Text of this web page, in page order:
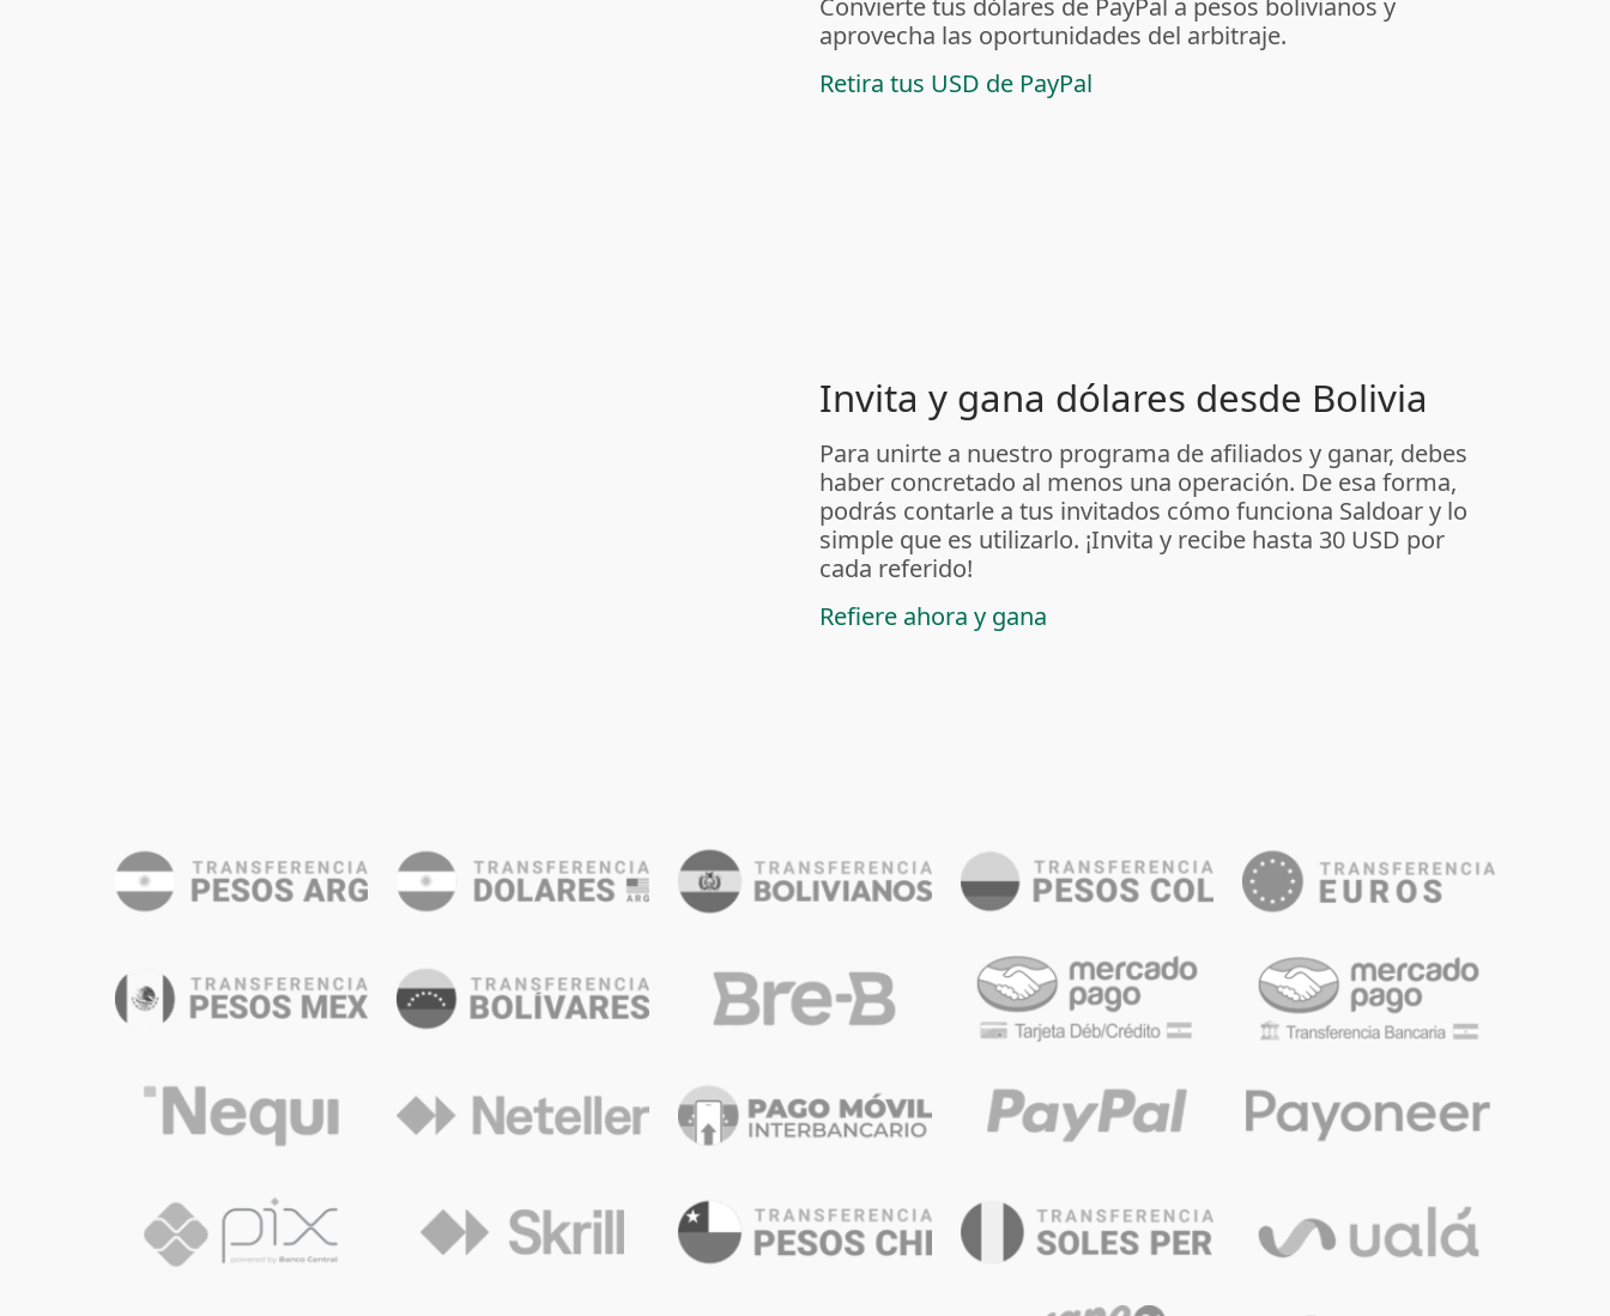
aprovecha las oportunidades del arbitraje.
Retira tus USD de PayPal
Invita y gana dólares desde Bolivia
Para unirte a nuestro programa de afiliados y ganar, debes
haber concretado al menos una operación. De esa forma,
podrás contarle a tus invitados cómo funciona Saldoar y lo
simple que es utilizarlo. ¡Invita y recibe hasta 30 USD por
cada referido!
Refiere ahora y gana